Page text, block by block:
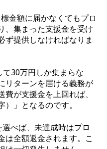
金額に届かなくてもプロ
、集まった支援金を受け
ず提供しなければなりま
30万円しか集まらな
リターンを届ける義務が
が支援金を上回れば、
」となるのです。
べば、未達成時はプロ
は全額返金されます。こ